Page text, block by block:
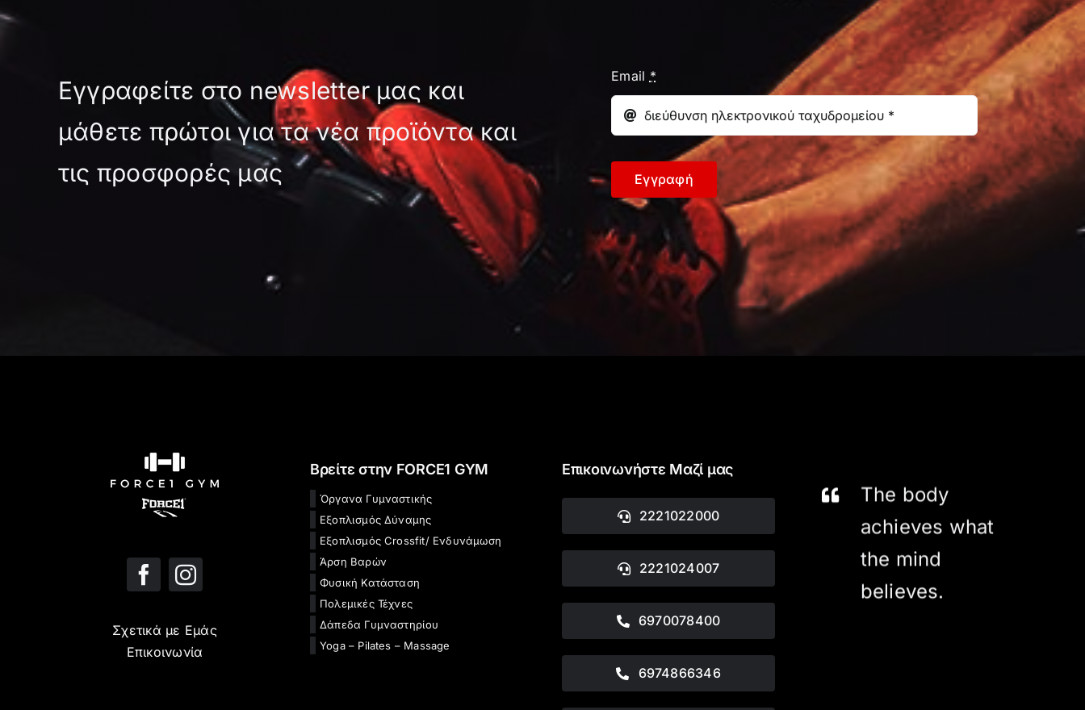
Εγγραφείτε στο newsletter μας και
μάθετε πρώτοι για τα νέα προϊόντα και
τις προσφορές μας
Email *
Εγγραφή
Σχετικά με Εμάς
Επικοινωνία
Βρείτε στην FORCE1 GYM
Όργανα Γυμναστικής
Εξοπλισμός Δύναμης
Εξοπλισμός Crossfit/ Ενδυνάμωση
Άρση Βαρών
Φυσική Κατάσταση
Πολεμικές Τέχνες
Δάπεδα Γυμναστηρίου
Yoga – Pilates – Massage
Επικοινωνήστε Μαζί μας
2221022000
2221024007
6970078400
6974866346
The body
achieves what
the mind
believes.